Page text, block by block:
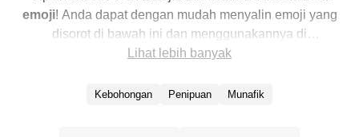
emoji! Anda dapat dengan mudah menyalin emoji yang
disorot di bawah ini dan menggunakannya di
percakapan Anda untuk menambahkan sentuhan
dengan menampilkan yang paling populer terlebih
Lihat lebih banyak
Kebohongan Penipuan Munafik